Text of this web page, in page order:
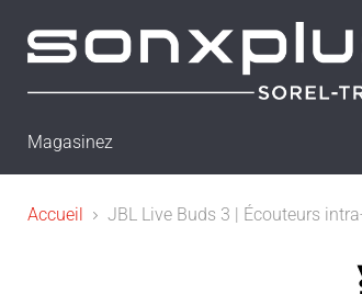
Magasinez
Accueil JBL Live Buds 3 | Écouteurs